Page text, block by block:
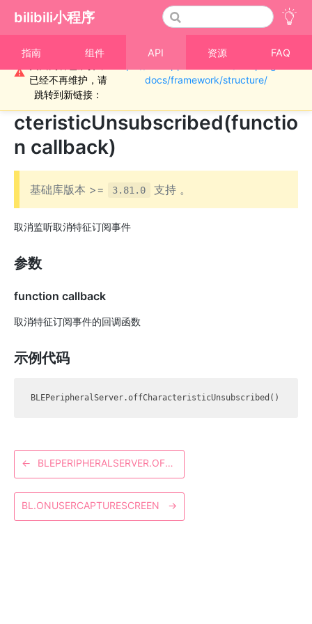
bilibili小程序
指南 组件 API 资源 FAQ
⚠
重要通知！！！本
已经不再维护，请
跳转到新链接：
docs/framework/structure/
› 蓝牙-低功耗外围设备
BLEPeripheralServer.offChara
cteristicUnsubscribed(functio
n callback)
基础库版本 >= 3.81.0 支持 。
取消监听取消特征订阅事件
参数
function callback
取消特征订阅事件的回调函数
示例代码
← BLEPERIPHERALSERVER.OFFCHARACTERISTICSUBSCRIBED
BL.ONUSERCAPTURESCREEN →